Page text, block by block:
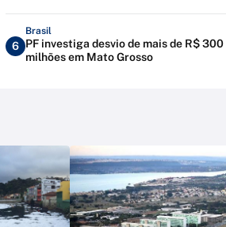
6
Brasil
PF investiga desvio de mais de R$ 300
milhões em Mato Grosso